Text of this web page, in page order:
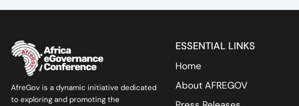
AfreGov is a dynamic initiative dedicated
to exploring and promoting the
ESSENTIAL LINKS
Home
About AFREGOV